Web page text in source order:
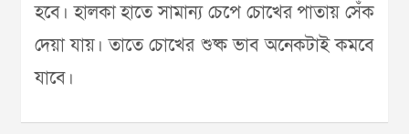
হবে। হালকা হাতে সামান্য চেপে চোখের পাতায় সেঁক
দেয়া যায়। তাতে চোখের শুষ্ক ভাব অনেকটাই কমবে
যাবে।